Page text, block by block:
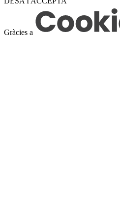
Gràcies a